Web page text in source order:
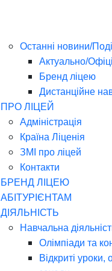
Останні новини/
Актуально/
Бренд ліцею
Дистанційне
ПРО ЛІЦЕЙ
Адміністрація
Країна Ліценія
ЗМІ про ліцей
Контакти
БРЕНД ЛІЦЕЮ
АБІТУРІЄНТАМ
ДІЯЛЬНІСТЬ
Навчальна
Олімпіади та
Відкриті уроки,